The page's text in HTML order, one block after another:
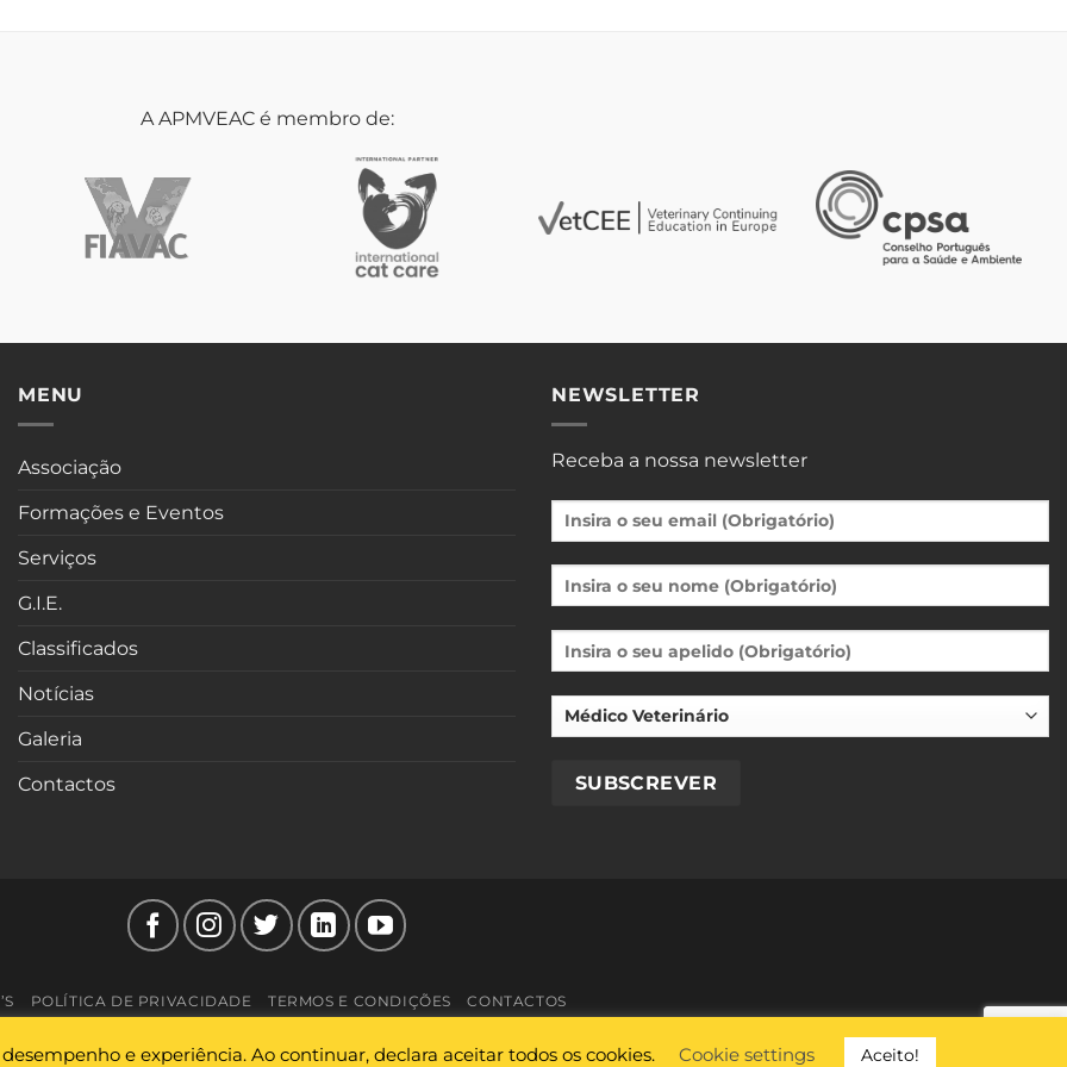
A APMVEAC é membro de:
MENU
Associação
Formações e Eventos
Serviços
G.I.E.
Classificados
Notícias
Galeria
Contactos
NEWSLETTER
Receba a nossa newsletter
POLÍTICA DE PRIVACIDADE TERMOS E CONDIÇÕES CONTACTOS
Design byMarsparrot
e experiência. Ao continuar, declara aceitar todos os cookies. Cookie settings Aceito!